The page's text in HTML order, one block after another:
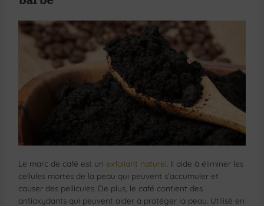
Le marc de café est un exfoliant naturel . Il aide à éliminer les
cellules mortes de la peau qui peuvent s’accumuler et
causer des pellicules. De plus, le café contient des
antioxydants qui peuvent aider à protéger la peau. Utilisé en